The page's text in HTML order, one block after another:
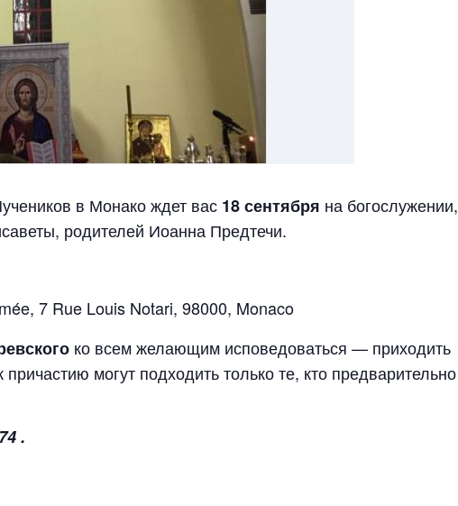
в Монако ждет вас 18сентября на богослужении,
родителей Иоанна Предтечи.
7 Rue Louis Notari, 98000, Monaco
ко всем желающим исповедоваться — приходить
могут подходить только те, кто предварительно
.